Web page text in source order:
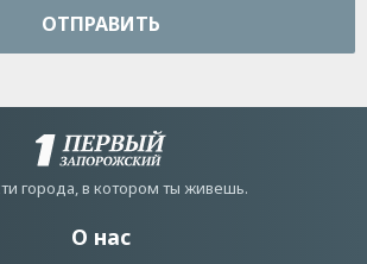
ОТПРАВИТЬ
города, в котором ты живешь.
О нас